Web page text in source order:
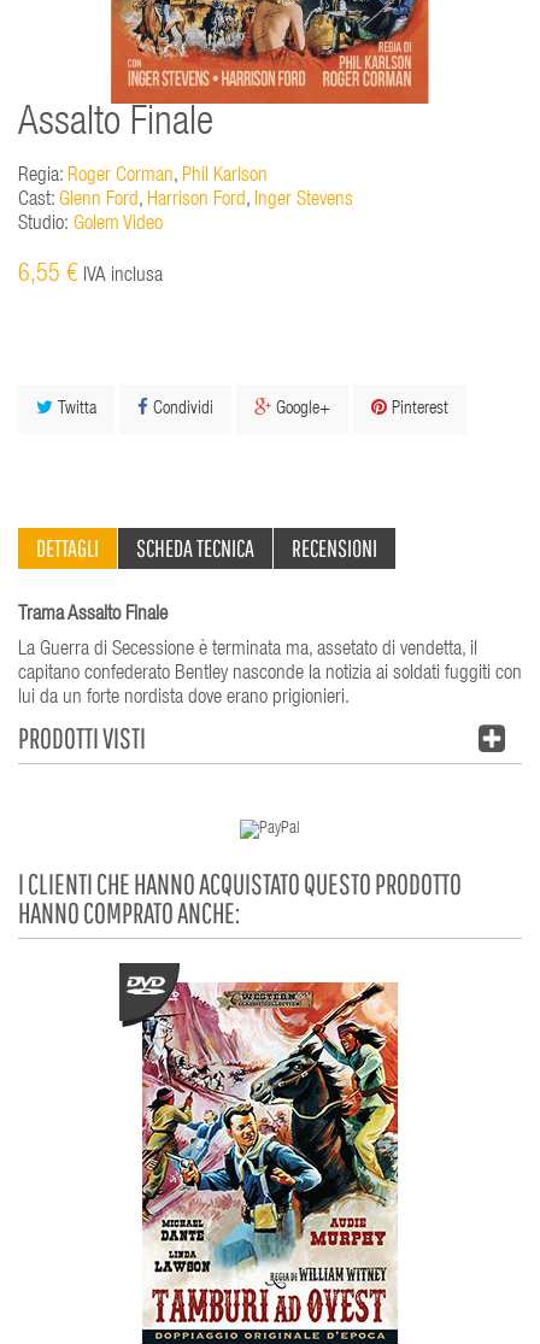
Assalto Finale
Regia: Roger Corman, Phil Karlson
Cast: Glenn Ford, Harrison Ford, Inger Stevens
Studio: Golem Video
6,55 € IVA inclusa
Twitta Condividi Google+ Pinterest
DETTAGLI SCHEDA TECNICA RECENSIONI
Trama Assalto Finale
La Guerra di Secessione è terminata ma, assetato di vendetta, il
capitano confederato Bentley nasconde la notizia ai soldati fuggiti con
lui da un forte nordista dove erano prigionieri.
PRODOTTI VISTI
I CLIENTI CHE HANNO ACQUISTATO QUESTO PRODOTTO
HANNO COMPRATO ANCHE: